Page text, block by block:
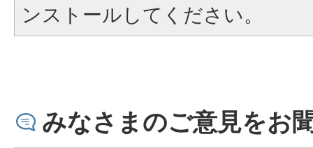
ンストールしてください。
みなさまのご意見をお